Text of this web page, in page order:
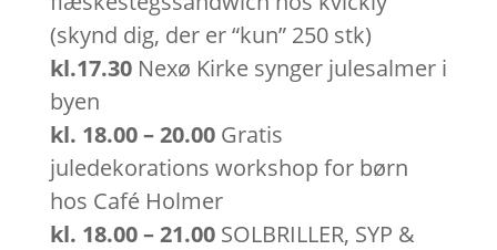
(skynd dig, der er “kun” 250 stk)
kl.17.30 Nexø Kirke synger julesalmer i
byen
kl. 18.00 – 20.00Gratis
juledekorations workshop for børn
hos Café Holmer
kl. 18.00 – 21.00 SOLBRILLER, SYP &